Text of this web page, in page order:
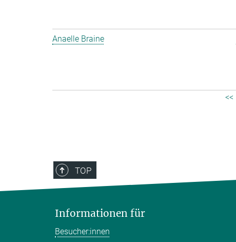
Anaelle Braine
<<
TOP
Informationen für
Besucher:innen